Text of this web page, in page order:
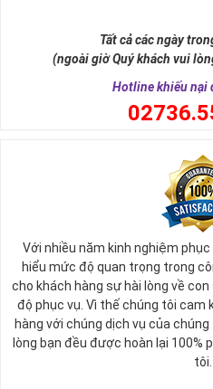
hồng mao. Bởi đây là con số đẹp
các số còn lại nó đại diện cho
Sim Lục Quý 9
Tất cả các ngày
(ngoài giờ Quý khách vui
Hotline khiếu nại
0
Với nhiều năm kinh nghiệm
hiểu mức độ quan trọng trong
cho khách hàng sự hài lòng về
độ phục vụ. Vì thế chúng tôi cam
hàng với chúng dịch vụ của
lòng bạn đều được hoàn lại 100%
tôi.